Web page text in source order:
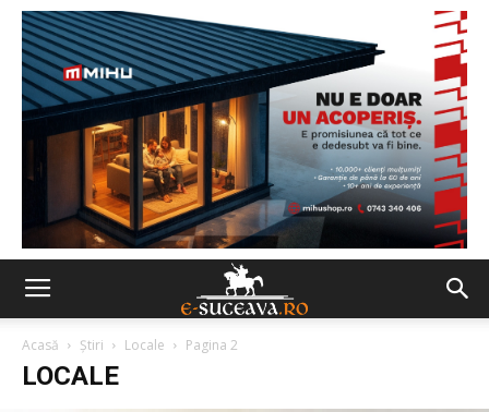
Acasă Ştiri Locale Pagina 2
LOCALE